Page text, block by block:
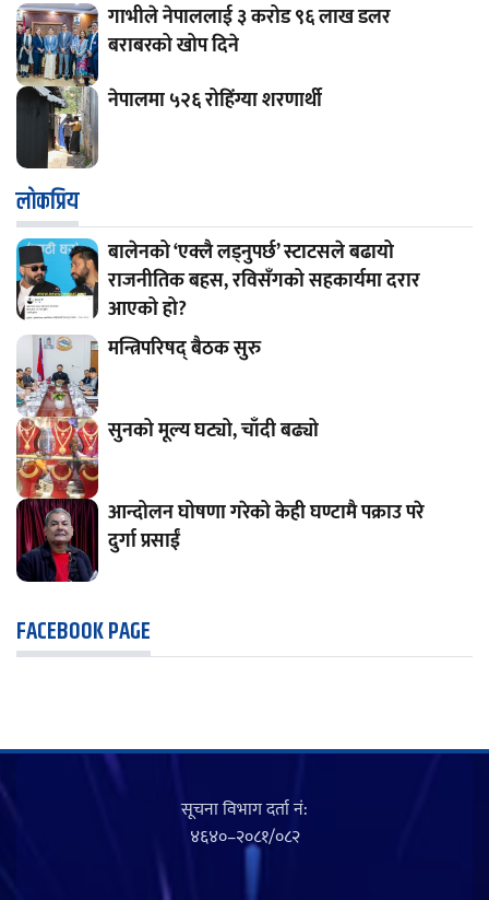
गाभीले नेपाललाई ३ करोड ९६ लाख डलर
बराबरको खोप दिने
नेपालमा ५२६ रोहिंग्या शरणार्थी
लाेकप्रिय
बालेनको ‘एक्लै लड्नुपर्छ’ स्टाटसले बढायो
राजनीतिक बहस, रविसँगको सहकार्यमा दरार
आएको हो?
मन्त्रिपरिषद् बैठक सुरु
सुनको मूल्य घट्यो, चाँदी बढ्यो
आन्दोलन घोषणा गरेको केही घण्टामै पक्राउ परे
दुर्गा प्रसाईं
FACEBOOK PAGE
सूचना विभाग दर्ता नं‍:
४६४०–२०८१/०८२